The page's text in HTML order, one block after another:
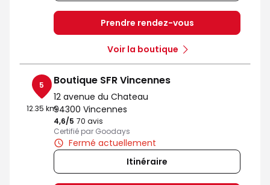
Prendre rendez-vous
Voir la boutique
5
12.35 km
Boutique SFR Vincennes
12 avenue du Chateau
94300 Vincennes
4,6/5 Note de 4.6 sur 5
70 avis
Certifié par Goodays
Fermé actuellement
Itinéraire